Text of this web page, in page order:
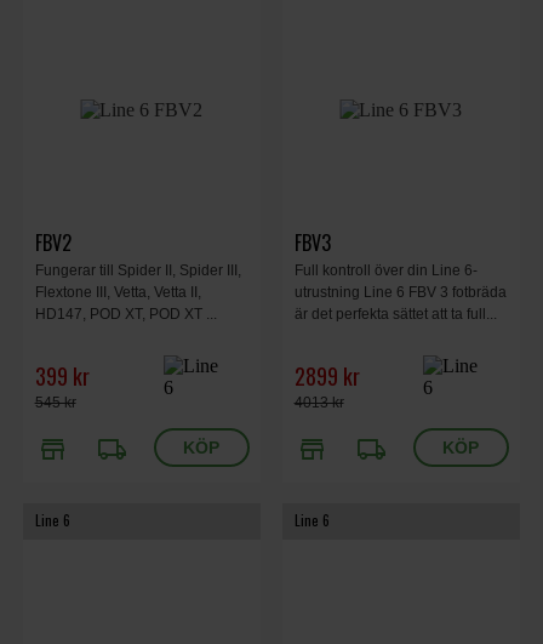
FBV2
Fungerar till Spider II, Spider III,
Flextone III, Vetta, Vetta II,
HD147, POD XT, POD XT ...
399 kr
545 kr
store local_shipping
FBV3
Full kontroll över din Line 6-
utrustning Line 6 FBV 3 fotbräda
är det perfekta sättet att ta full...
2899 kr
4013 kr
store local_shipping
Line 6 Line 6